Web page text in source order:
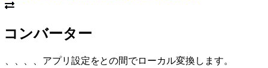
YAML JSON コンバーター
Docker、GitHub Actions、Kubernetes、CI/CD、アプリ設定を YAML と JSON の間でローカル変換します。